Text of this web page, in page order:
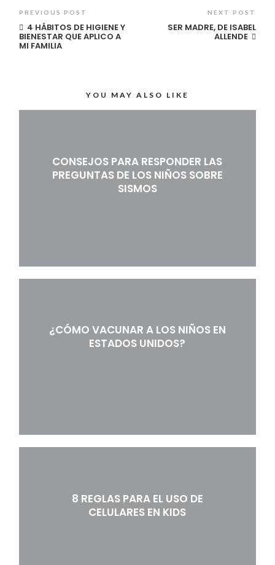
PREVIOUS POST
4 HÁBITOS DE HIGIENE Y
BIENESTAR QUE APLICO A
MI FAMILIA
NEXT POST
SER MADRE, DE ISABEL
ALLENDE
YOU MAY ALSO LIKE
CONSEJOS PARA RESPONDER LAS
PREGUNTAS DE LOS NIÑOS SOBRE
SISMOS
¿CÓMO VACUNAR A LOS NIÑOS EN
ESTADOS UNIDOS?
8 REGLAS PARA EL USO DE
CELULARES EN KIDS